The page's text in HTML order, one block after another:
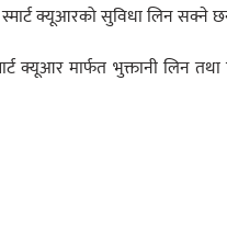
स्मार्ट क्यूआरको सुविधा लिन सक्ने
क्यूआर मार्फत भुक्तानी लिन तथा